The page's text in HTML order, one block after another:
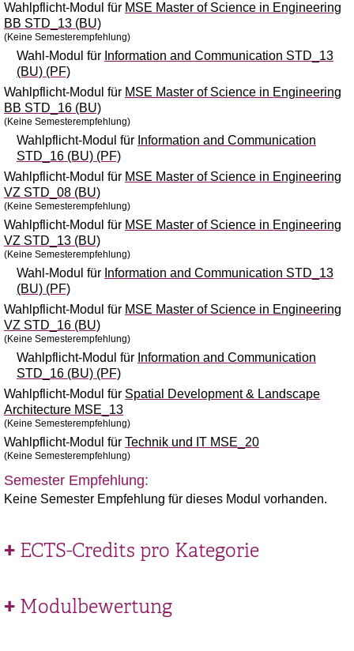
Wahlpflicht-Modul für MSE Master of Science in Engineering
BB STD_13 (BU)
(Keine Semesterempfehlung)
Wahl-Modul für Information and Communication STD_13
(BU) (PF)
Wahlpflicht-Modul für MSE Master of Science in Engineering
BB STD_16 (BU)
(Keine Semesterempfehlung)
Wahlpflicht-Modul für Information and Communication
STD_16 (BU) (PF)
Wahlpflicht-Modul für MSE Master of Science in Engineering
VZ STD_08 (BU)
(Keine Semesterempfehlung)
Wahlpflicht-Modul für MSE Master of Science in Engineering
VZ STD_13 (BU)
(Keine Semesterempfehlung)
Wahl-Modul für Information and Communication STD_13
(BU) (PF)
Wahlpflicht-Modul für MSE Master of Science in Engineering
VZ STD_16 (BU)
(Keine Semesterempfehlung)
Wahlpflicht-Modul für Information and Communication
STD_16 (BU) (PF)
Wahlpflicht-Modul für Spatial Development & Landscape
Architecture MSE_13
(Keine Semesterempfehlung)
Wahlpflicht-Modul für Technik und IT MSE_20
(Keine Semesterempfehlung)
Semester Empfehlung:
Keine Semester Empfehlung für dieses Modul vorhanden.
ECTS-Credits pro Kategorie
Modulbewertung